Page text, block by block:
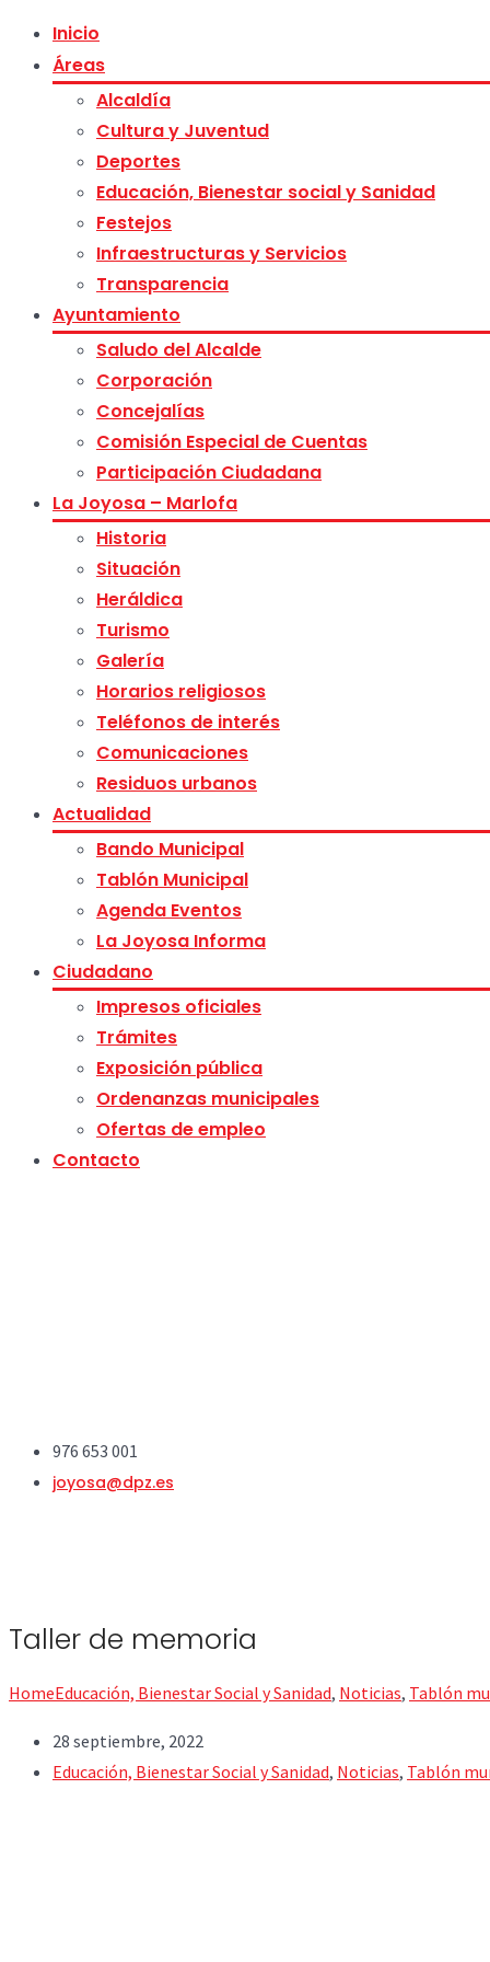
Inicio
Áreas
Alcaldía
Cultura y Juventud
Deportes
Educación, Bienestar social y Sanidad
Festejos
Infraestructuras y Servicios
Transparencia
Ayuntamiento
Saludo del Alcalde
Corporación
Concejalías
Comisión Especial de Cuentas
Participación Ciudadana
La Joyosa – Marlofa
Historia
Situación
Heráldica
Turismo
Galería
Horarios religiosos
Teléfonos de interés
Comunicaciones
Residuos urbanos
Actualidad
Bando Municipal
Tablón Municipal
Agenda Eventos
La Joyosa Informa
Ciudadano
Impresos oficiales
Trámites
Exposición pública
Ordenanzas municipales
Ofertas de empleo
Contacto
976 653 001
joyosa@dpz.es
Taller de memoria
HomeEducación, Bienestar Social y Sanidad, Noticias, Tablón
28 septiembre, 2022
Educación, Bienestar Social y Sanidad, Noticias, Tablón